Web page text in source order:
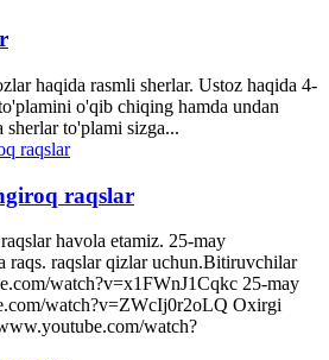
haqida rasmli sherlar. Ustoz haqida 4-
o'qib chiqing hamda undan
to'plami sizga...
raqslar
havola etamiz. 25-may
raqs. raqslar qizlar uchun.Bitiruvchilar
watch?v=x1FWnJ1Cqkc 25-may
watch?v=ZWcIj0r2oLQ Oxirgi
watch?